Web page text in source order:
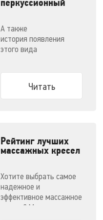
перкуссионный
пользоваться
А также
история появления
этого вида
Читать
Рейтинг лучших
массажных кресел
Хотите выбрать самое
надежное и
эффективное массажное
кресло? Мы